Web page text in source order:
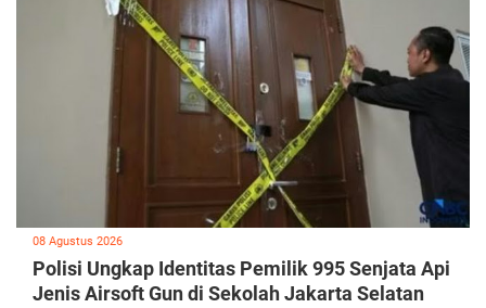
08 Agustus 2026
Polisi Ungkap Identitas Pemilik 995 Senjata Api
Jenis Airsoft Gun di Sekolah Jakarta Selatan